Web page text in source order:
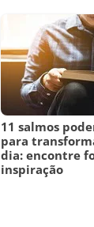
11 salmos
para
dia: encontre
inspiração